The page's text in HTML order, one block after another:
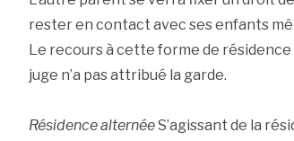
rester en contact avec ses enfants
Le recours à cette forme de
juge n’a pas attribué la garde.
Résidence alternéeS’agissant de la